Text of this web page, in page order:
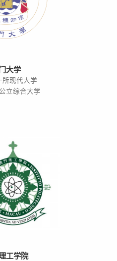
大学
所现代大学
立综合大学
工学院